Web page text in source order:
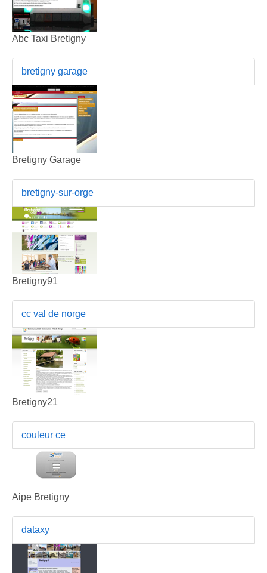
Abc Taxi Bretigny
bretigny garage
Bretigny Garage
bretigny-sur-orge
Bretigny91
cc val de norge
Bretigny21
couleur ce
Aipe Bretigny
dataxy